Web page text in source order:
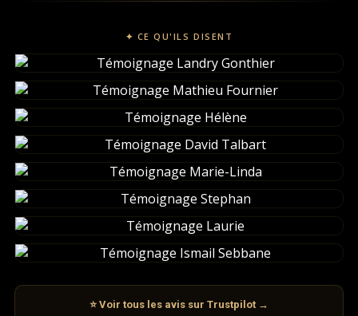
✦ CE QU'ILS DISENT
⭐ Voir tous les avis sur Trustpilot →